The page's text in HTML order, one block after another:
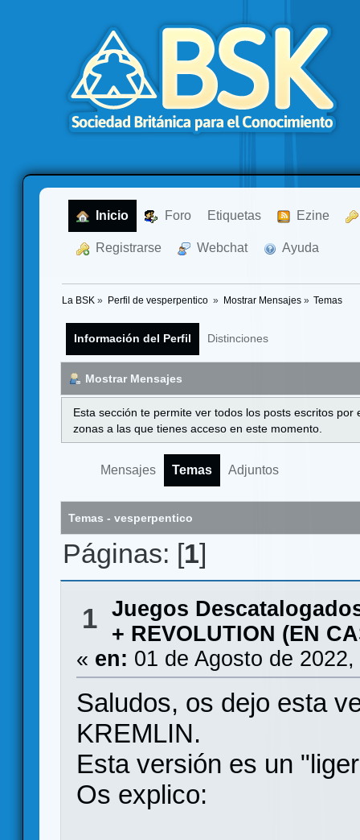
Inicio Foro Etiquetas Ezine
Registrarse Webchat Ayuda
La BSK » Perfil de vesperpentico » Mostrar Mensajes» Temas
Información del Perfil Distinciones
Mostrar Mensajes
Esta sección te permite ver todos los posts escritos
zonas a las que tienes acceso en este momento.
Mensajes Temas Adjuntos
Temas - vesperpentico
Páginas: [1]
1 Juegos
+ REVOLUTION (EN
« en: 01 de Agosto de
Saludos, os dejo esta
KREMLIN.
Esta versión es un
Os explico: